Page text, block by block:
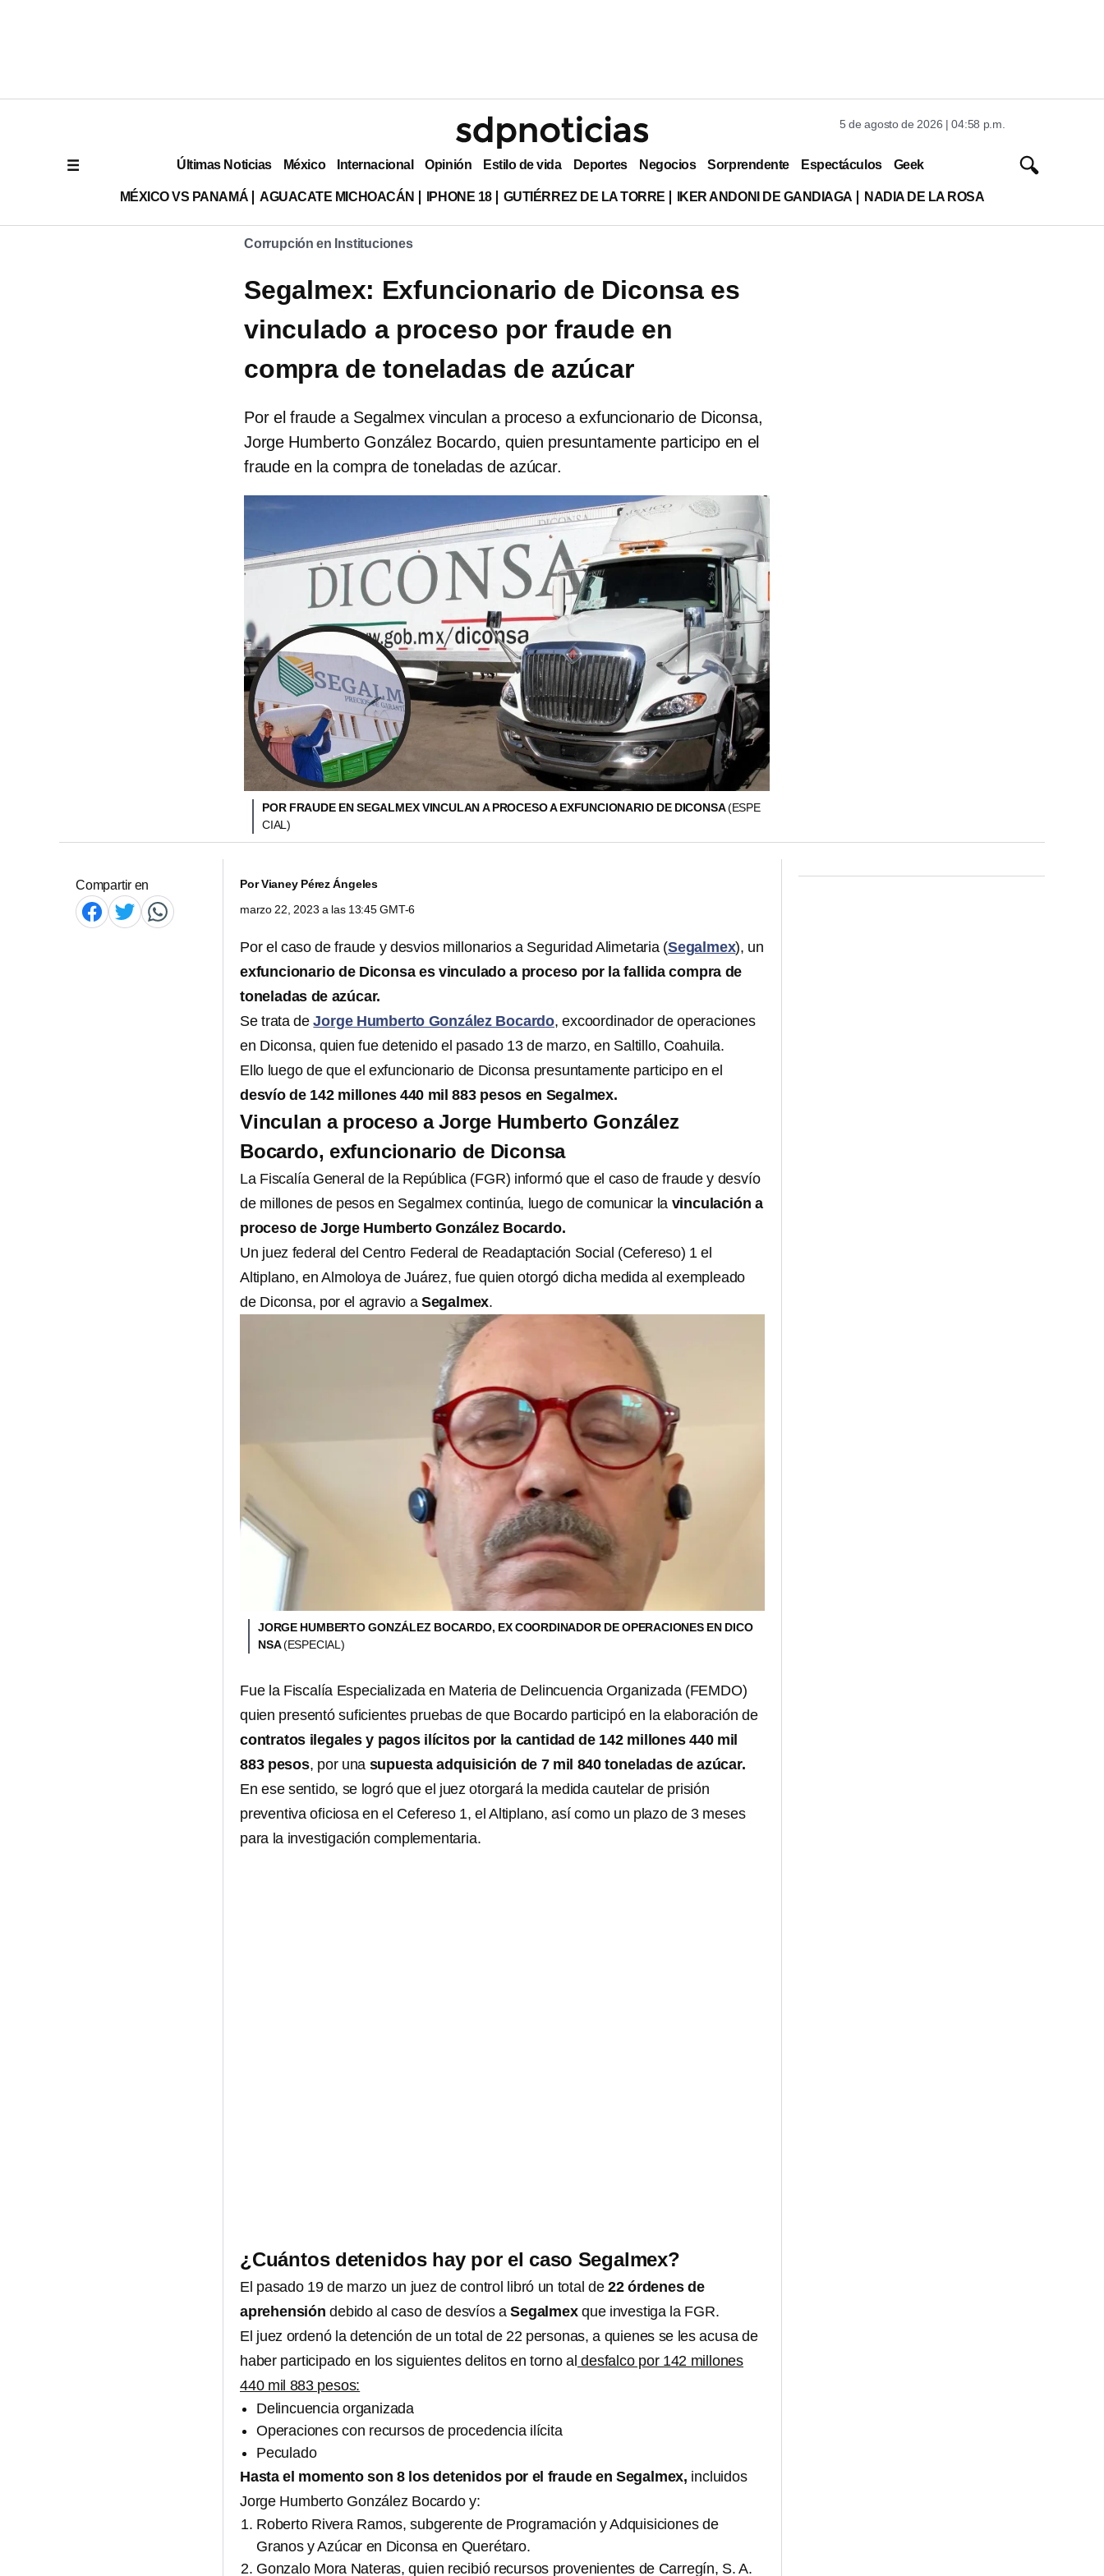
5 de agosto de 2026 | 04:58 p.m.
Últimas Noticias México Internacional Opinión Estilo de vida Deportes Negocios Sorprendente Espectáculos Geek
MÉXICO VS PANAMÁ AGUACATE MICHOACÁN IPHONE 18 GUTIÉRREZ DE LA TORRE IKER ANDONI DE GANDIAGA NADIA DE LA ROSA
Corrupción en Instituciones
Segalmex: Exfuncionario de Diconsa es
vinculado a proceso por fraude en
compra de toneladas de azúcar
Por el fraude a Segalmex vinculan a proceso a exfuncionario de Diconsa,
Jorge Humberto González Bocardo, quien presuntamente participo en el
fraude en la compra de toneladas de azúcar.
POR FRAUDE EN SEGALMEX VINCULAN A PROCESO A EXFUNCIONARIO DE DICONSA(ESPE
CIAL)
Compartir en PorVianey Pérez Ángeles
marzo 22, 2023 a las 13:45 GMT-6
Por el caso de fraude y desvios millonarios a Seguridad Alimetaria (Segalmex), un
exfuncionario de Diconsa es vinculado a proceso por la fallida compra de
toneladas de azúcar.
Se trata deJorge Humberto González Bocardo, excoordinador de operaciones
en Diconsa, quien fue detenido el pasado 13 de marzo, en Saltillo, Coahuila.
Ello luego de que el exfuncionario de Diconsa presuntamente participo en el
desvío de 142 millones 440 mil 883 pesos en Segalmex.
Vinculan a proceso a Jorge Humberto González
Bocardo, exfuncionario de Diconsa
La Fiscalía General de la República (FGR) informó que el caso de fraude y desvío
de millones de pesos en Segalmex continúa, luego de comunicar la vinculación a
proceso de Jorge Humberto González Bocardo.
Un juez federal del Centro Federal de Readaptación Social (Cefereso) 1 el
Altiplano, en Almoloya de Juárez, fue quien otorgó dicha medida al exempleado
de Diconsa, por el agravio a Segalmex.
JORGE HUMBERTO GONZÁLEZ BOCARDO, EX COORDINADOR DE OPERACIONES EN DICO
NSA(ESPECIAL)
Fue la Fiscalía Especializada en Materia de Delincuencia Organizada (FEMDO)
quien presentó suficientes pruebas de que Bocardo participó en la elaboración de
contratos ilegales y pagos ilícitos por la cantidad de 142 millones 440 mil
883 pesos, por una supuesta adquisición de 7 mil 840 toneladas de azúcar.
En ese sentido, se logró que el juez otorgará la medida cautelar de prisión
preventiva oficiosa en el Cefereso 1, el Altiplano, así como un plazo de 3 meses
para la investigación complementaria.
¿Cuántos detenidos hay por el caso Segalmex?
El pasado 19 de marzo un juez de control libró un total de 22 órdenes de
aprehensión debido al caso de desvíos aSegalmexque investiga la FGR.
El juez ordenó la detención de un total de 22 personas, a quienes se les acusa de
haber participado en los siguientes delitos en torno al desfalco por 142 millones
440 mil 883 pesos:
Delincuencia organizada
Operaciones con recursos de procedencia ilícita
Peculado
Hasta el momento son 8 los detenidos por el fraude en Segalmex, incluidos
Jorge Humberto González Bocardo y:
Roberto Rivera Ramos, subgerente de Programación y Adquisiciones de
Granos y Azúcar en Diconsa en Querétaro.
Gonzalo Mora Nateras, quien recibió recursos provenientes de Carregín, S. A.